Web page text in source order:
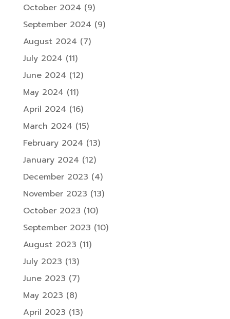
October 2024 (9)
September 2024 (9)
August 2024 (7)
July 2024 (11)
June 2024 (12)
May 2024 (11)
April 2024 (16)
March 2024 (15)
February 2024 (13)
January 2024 (12)
December 2023 (4)
November 2023 (13)
October 2023 (10)
September 2023 (10)
August 2023 (11)
July 2023 (13)
June 2023 (7)
May 2023 (8)
April 2023 (13)